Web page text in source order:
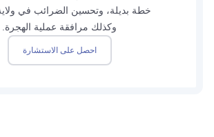
خطة بديلة، وتحسين الضرائب في ولاية
وكذلك مرافقة عملية الهجرة.
احصل على الاستشارة